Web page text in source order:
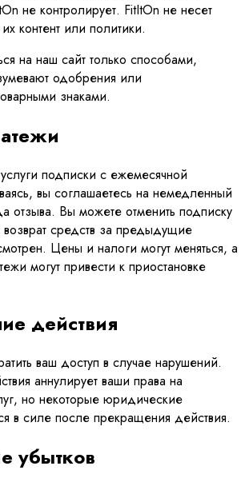
не контролирует. FitItOn не несет
их контент или политики.
на наш сайт только способами,
одобрения или
знаками.
подписки с ежемесячной
вы соглашаетесь на немедленный
отзыва. Вы можете отменить подписку
средств за предыдущие
Цены и налоги могут меняться, а
могут привести к приостановке
действия
ваш доступ в случае нарушений.
аннулирует ваши права на
но некоторые юридические
в силе после прекращения действия.
убытков